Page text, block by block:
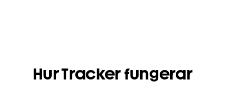
Hur Tracker fungerar